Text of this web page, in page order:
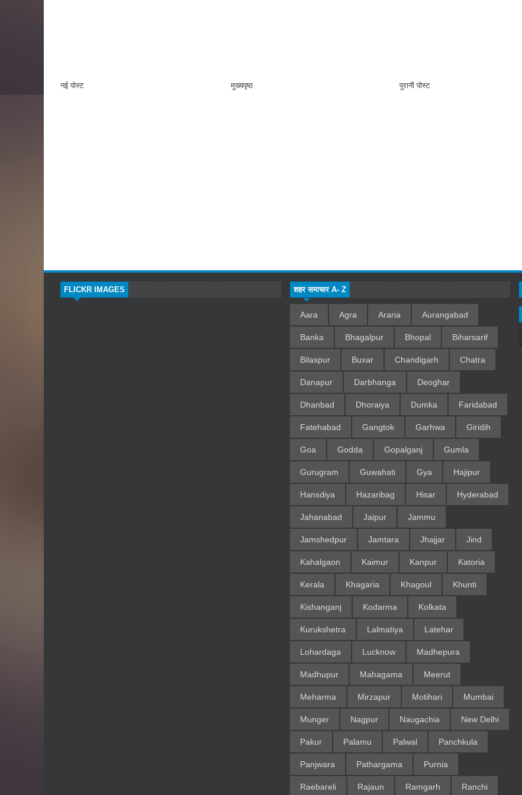
नई पोस्ट पुरानी पोस्ट
मुख्यपृष्ठ
FLICKR IMAGES शहर समाचार A- Z
Aara Agra Araria Aurangabad
Banka Bhagalpur Bhopal Biharsarif
Bilaspur Buxar Chandigarh Chatra
Danapur Darbhanga Deoghar
Dhanbad Dhoraiya Dumka Faridabad
Fatehabad Gangtok Garhwa Giridih
Goa Godda Gopalganj Gumla
Gurugram Guwahati Gya Hajipur
Hansdiya Hazaribag Hisar Hyderabad
Jahanabad Jaipur Jammu
Jamshedpur Jamtara Jhajjar Jind
Kahalgaon Kaimur Kanpur Katoria
Kerala Khagaria Khagoul Khunti
Kishanganj Kodarma Kolkata
Kurukshetra Lalmatiya Latehar
Lohardaga Lucknow Madhepura
Madhupur Mahagama Meerut
Meharma Mirzapur Motihari Mumbai
Munger Nagpur Naugachia New Delhi
Pakur Palamu Palwal Panchkula
Panjwara Pathargama Purnia
Raebareli Rajaun Ramgarh Ranchi